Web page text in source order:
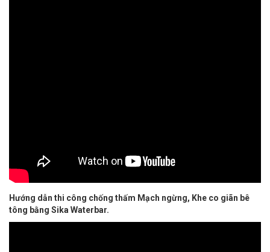
Hướng dẫn thi công chống thấm Mạch ngừng, Khe co giãn bê
tông bằng Sika Waterbar.